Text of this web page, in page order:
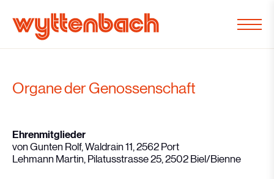
Organe der Genossenschaft
Ehrenmitglieder
von Gunten Rolf, Waldrain 11, 2562 Port
Lehmann Martin, Pilatusstrasse 25, 2502 Biel/Bienne